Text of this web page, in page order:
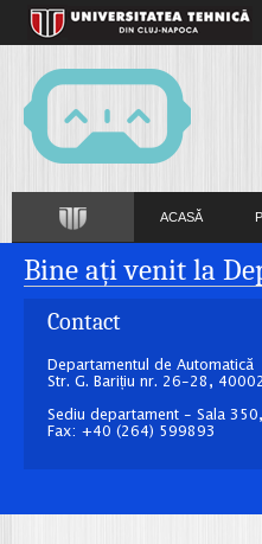
ACASĂ
Bine ați venit la
Contact
Departamentul de Automatică
Str. G. Barițiu nr. 26-28,
Sediu departament - Sala
Fax: +40 (264) 599893